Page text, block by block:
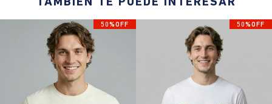
TAMBIÉN TE PUEDE INTERESAR
50%OFF 50%OFF